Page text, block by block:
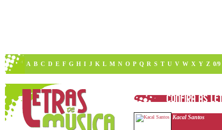
A B C D E F G H I J K L M N O P Q R S T U V W X Y Z 0/9
Kacal Santos